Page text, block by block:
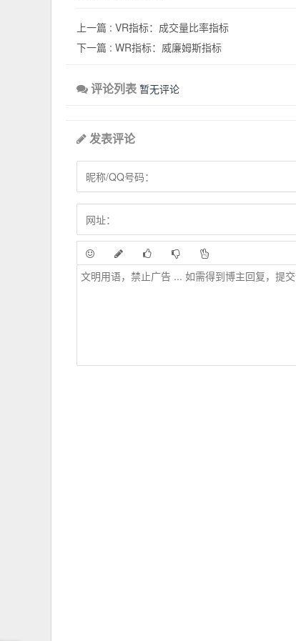
上一篇 : VR指标：成交量比率指标
下一篇 : WR指标：威廉姆斯指标
评论列表 暂无评论
发表评论